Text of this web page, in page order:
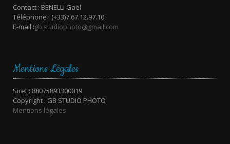
Contact : BENELLI Gaël
Téléphone : (+33)7.67.12.97.10
E-mail :gb.studiophoto@gmail.com
Mentions Légales
Siret : 88075893300019
Copyright : GB STUDIO PHOTO
Mentions légales